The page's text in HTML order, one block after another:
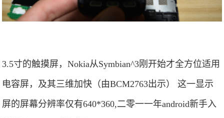
3.5寸的触摸屏，Nokia从Symbian^3刚开始才全方位适用
电容屏，及其三维加快（由BCM2763出示） 这一显示
屏的屏幕分辨率仅有640*360,二零一一年android新手入